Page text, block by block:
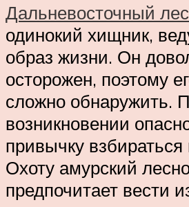
Дальневосточный
одинокий хищник,
образ жизни. Он
осторожен, поэтому
сложно обнаружить.
возникновении
привычку
Охоту амурский
предпочитает вести